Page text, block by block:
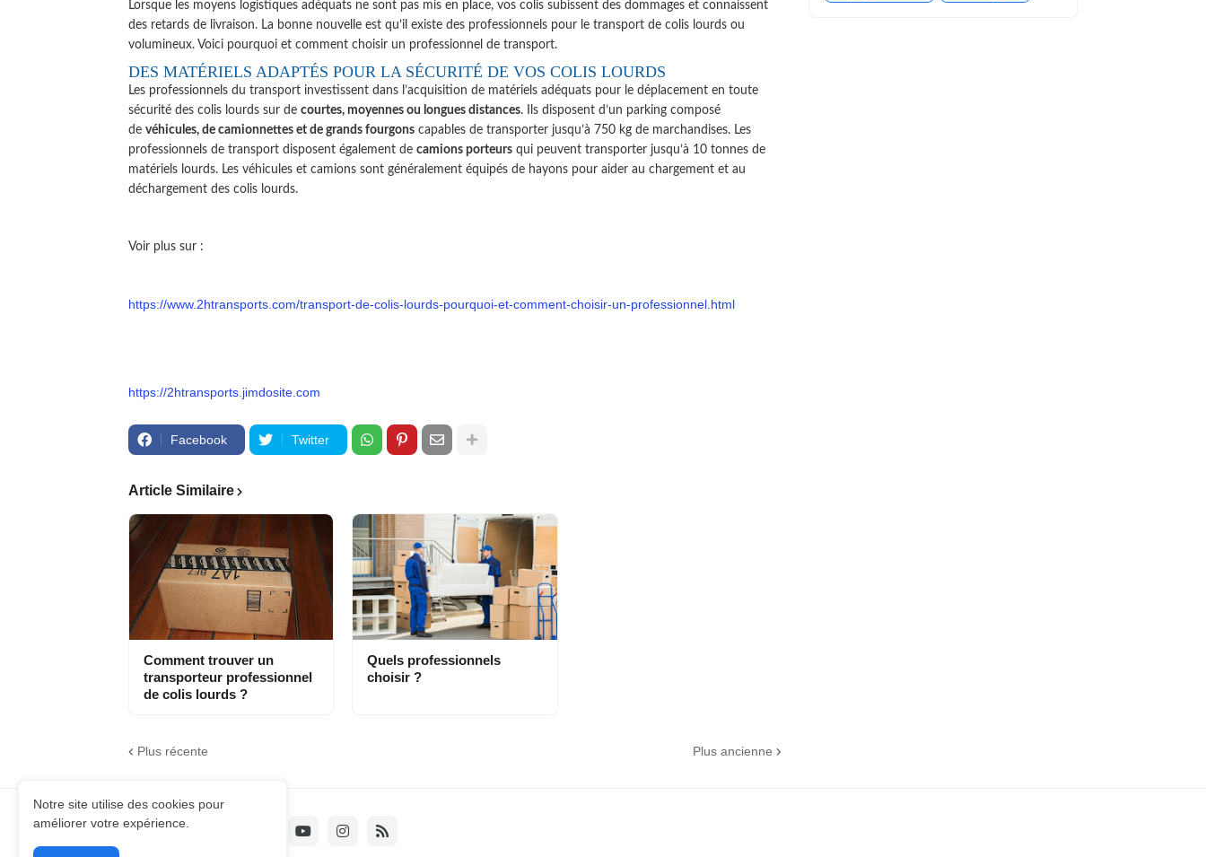
Lorsque les moyens logistiques adéquats ne sont pas mis en place, vos colis subissent des dommages et connaissent
des retards de livraison. La bonne nouvelle est qu’il existe des professionnels pour le transport de colis lourds ou
volumineux. Voici pourquoi et comment choisir un professionnel de transport.
DES MATÉRIELS ADAPTÉS POUR LA SÉCURITÉ DE VOS COLIS LOURDS
Les professionnels du transport investissent dans l’acquisition de matériels adéquats pour le déplacement en toute
sécurité des colis lourds sur de courtes, moyennes ou longues distances. Ils disposent d’un parking composé
de véhicules, de camionnettes et de grands fourgons capables de transporter jusqu’à 750 kg de marchandises. Les
professionnels de transport disposent également de camions porteurs qui peuvent transporter jusqu’à 10 tonnes de
matériels lourds. Les véhicules et camions sont généralement équipés de hayons pour aider au chargement et au
déchargement des colis lourds.
Voir plus sur :
https://www.2htransports.com/transport-de-colis-lourds-pourquoi-et-comment-choisir-un-professionnel.html
https://2htransports.jimdosite.com
Facebook Twitter
Article Similaire
Comment trouver un
transporteur professionnel
de colis lourds ?
Quels professionnels
choisir ?
Plus récente Plus ancienne
Notre site utilise des cookies pour
améliorer votre expérience.